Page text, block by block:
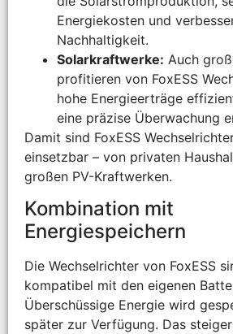
Energiekosten und
Nachhaltigkeit.
Solarkraftwerke: Auch
profitieren von FoxESS
hohe Energieerträge
eine präzise Überwachung
Damit sind FoxESS
einsetzbar – von privaten
großen PV-Kraftwerken.
Kombination mit
Energiespeichern
Die Wechselrichter von FoxESS
kompatibel mit den eigenen
Überschüssige Energie wird
später zur Verfügung. Das